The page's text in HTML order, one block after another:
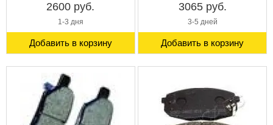
2600 руб.
1-3 дня
Добавить в корзину
3065 руб.
3-5 дней
Добавить в корзину